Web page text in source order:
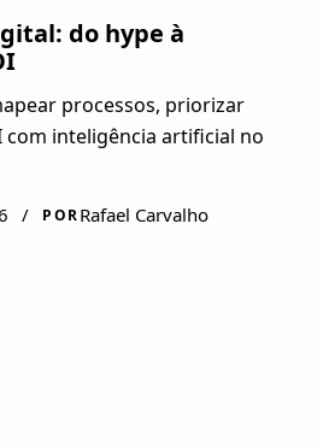
do hype à
processos, priorizar
com inteligência artificial no
/ PORRafael Carvalho